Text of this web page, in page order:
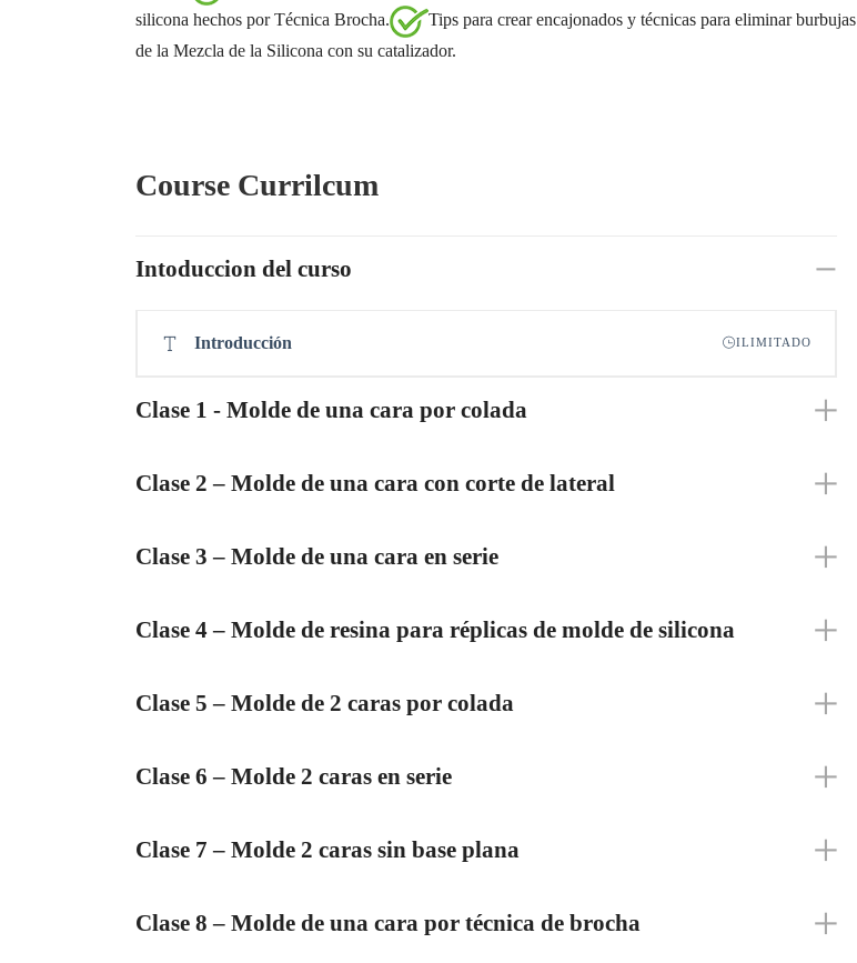
silicona hechos por Técnica Brocha.
Tips para crear encajonados y técnicas para eliminar burbujas
de la Mezcla de la Silicona con su catalizador.
Course Currilcum
Intoduccion del curso
Introducción ILIMITADO
Clase 1 - Molde de una cara por colada
Clase 2 – Molde de una cara con corte de lateral
Clase 3 – Molde de una cara en serie
Clase 4 – Molde de resina para réplicas de molde de silicona
Clase 5 – Molde de 2 caras por colada
Clase 6 – Molde 2 caras en serie
Clase 7 – Molde 2 caras sin base plana
Clase 8 – Molde de una cara por técnica de brocha